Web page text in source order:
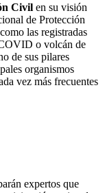
Civil en su visión
de Protección
las registradas
o volcán de
de sus pilares
organismos
vez más frecuentes
expertos que